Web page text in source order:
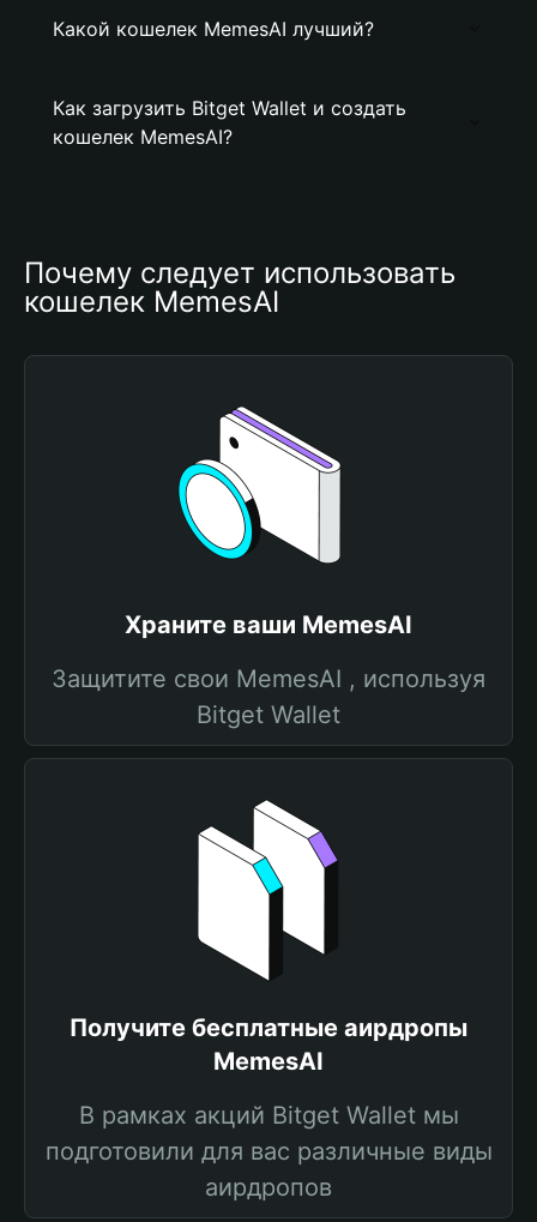
Какой кошелек MemesAI лучший?
Как загрузить Bitget Wallet и создать
кошелек MemesAI?
Почему следует использовать
кошелек MemesAI
Храните ваши MemesAI
Защитите свои MemesAI , используя
Bitget Wallet
Получите бесплатные аирдропы
MemesAI
В рамках акций Bitget Wallet мы
подготовили для вас различные виды
аирдропов